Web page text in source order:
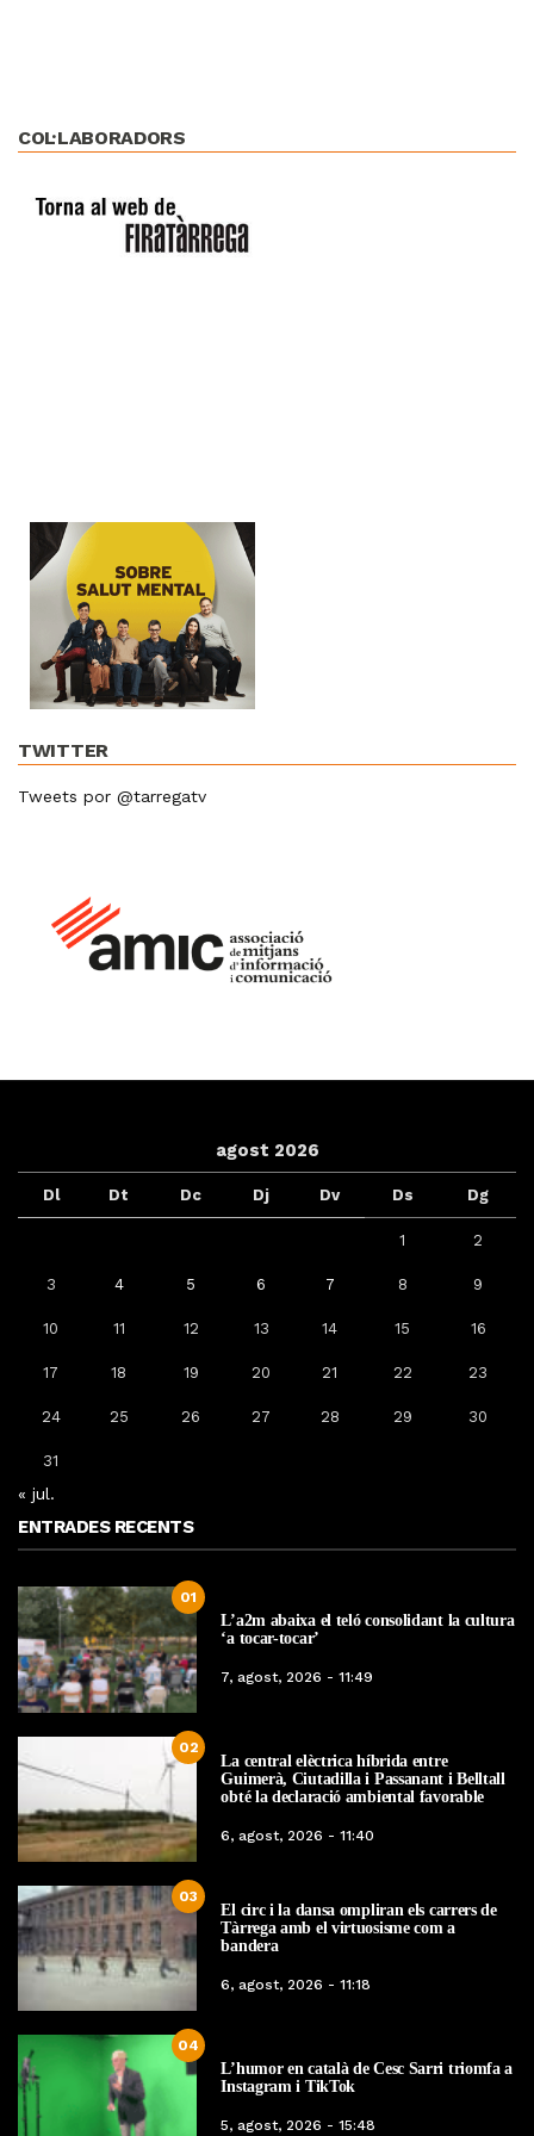
COL·LABORADORS
TWITTER
Tweets por @tarregatv
agost 2026
Dl Dt Dc Dj Dv Ds Dg
1 2
3 4 5 6 7 8 9
10 11 12 13 14 15 16
17 18 19 20 21 22 23
24 25 26 27 28 29 30
31
« jul.
ENTRADES RECENTS
01
L’a2m abaixa el teló consolidant la cultura
‘a tocar-tocar’
7, agost, 2026 - 11:49
02
La central elèctrica híbrida entre
Guimerà, Ciutadilla i Passanant i Belltall
obté la declaració ambiental favorable
6, agost, 2026 - 11:40
03
El circ i la dansa ompliran els carrers de
Tàrrega amb el virtuosisme com a
bandera
6, agost, 2026 - 11:18
04
L’humor en català de Cesc Sarri triomfa a
Instagram i TikTok
5, agost, 2026 - 15:48